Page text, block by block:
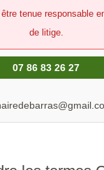
tenue responsable
de litige.
07 86 83 26 27